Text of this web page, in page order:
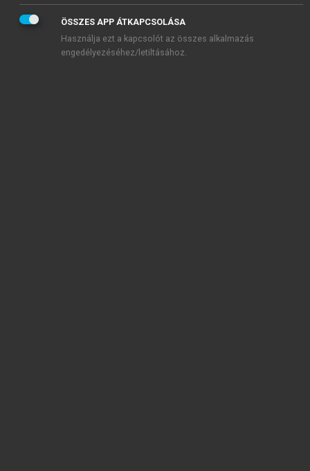
ÖSSZES APP ÁTKAPCSOLÁSA
Használja ezt a kapcsolót az összes alkalmazás
engedélyezéséhez/letiltásához.